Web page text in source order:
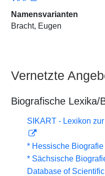
Namensvarianten
Bracht, Eugen
Vernetzte
Biografische Lexika/
SIKART - Lexikon
* Hessische Biografie
* Sächsische
Database of